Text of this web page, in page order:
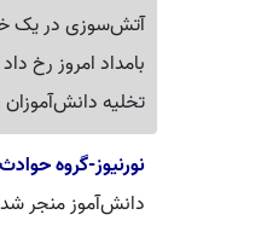
بامداد امروز رخ
تخلیه دانش‌آموزان
نورنیوز-گروه
دانش‌آموز منجر